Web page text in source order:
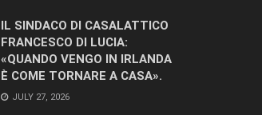
IL SINDACO DI CASALATTICO
FRANCESCO DI LUCIA:
«QUANDO VENGO IN IRLANDA
È COME TORNARE A CASA».
JULY 27, 2026